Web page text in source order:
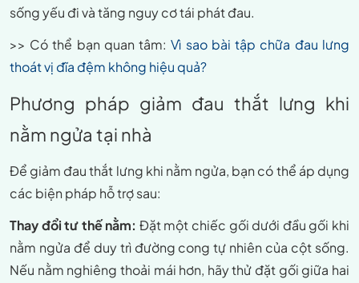
sống yếu đi và tăng nguy cơ tái phát đau.
>> Có thể bạn quan tâm:Vì sao bài tập chữa đau lưng
thoát vị đĩa đệm không hiệu quả?
Phương pháp giảm đau thắt lưng khi
nằm ngửa tại nhà
Để giảm đau thắt lưng khi nằm ngửa, bạn có thể áp dụng
các biện pháp hỗ trợ sau:
Thay đổi tư thế nằm: Đặt một chiếc gối dưới đầu gối khi
nằm ngửa để duy trì đường cong tự nhiên của cột sống.
Nếu nằm nghiêng thoải mái hơn, hãy thử đặt gối giữa hai